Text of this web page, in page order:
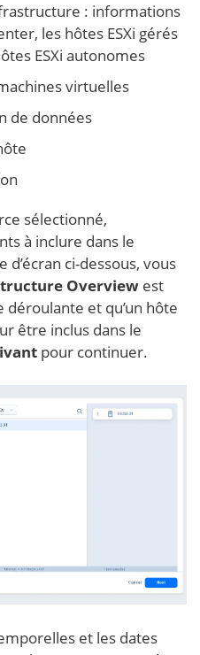
: informations
les hôtes ESXi gérés
ESXi autonomes
virtuelles
de données
sélectionné,
à inclure dans le
ci-dessous, vous
Overview est
déroulante et qu’un hôte
être inclus dans le
pour continuer.
et les dates